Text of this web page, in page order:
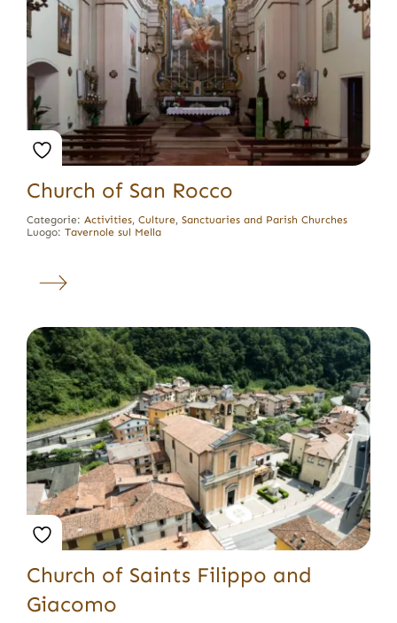
Church of San Rocco
Categorie: Activities, Culture, Sanctuaries and Parish Churches
Luogo: Tavernole sul Mella
Church of Saints Filippo and
Giacomo